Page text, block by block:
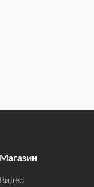
Магазин
Видео